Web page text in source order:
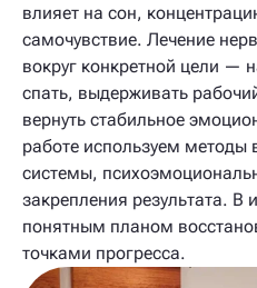
влияет на сон,
самочувствие. Лечение
вокруг конкретной цели —
спать, выдерживать
вернуть стабильное
работе используем методы
системы,
закрепления результата. В
понятным планом
точками прогресса.